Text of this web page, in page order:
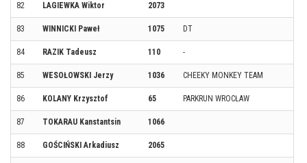
82 LAGIEWKA Wiktor 2073
83 WINNICKI Paweł 1075 DT
84 RAZIK Tadeusz 110 -
85 WESOŁOWSKI Jerzy 1036 CHEEKY MONKEY TEAM
86 KOLANY Krzysztof 65 PARKRUN WROCŁAW
87 TOKARAU Kanstantsin 1066
88 GOŚCIŃSKI Arkadiusz 2065